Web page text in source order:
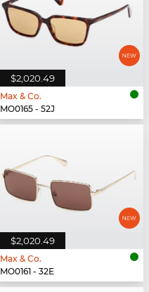
$2,020.49
Max & Co.
MO0165 - 52J
$2,020.49
Max & Co.
MO0161 - 32E